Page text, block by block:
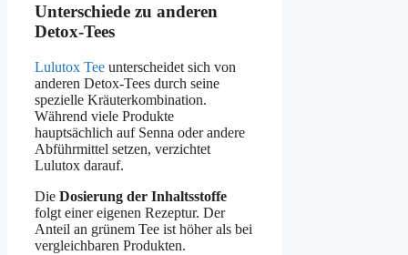
Unterschiede zu anderen
Detox-Tees
Lulutox Tee unterscheidet sich von
anderen Detox-Tees durch seine
spezielle Kräuterkombination.
Während viele Produkte
hauptsächlich auf Senna oder andere
Abführmittel setzen, verzichtet
Lulutox darauf.
Die Dosierung der Inhaltsstoffe
folgt einer eigenen Rezeptur. Der
Anteil an grünem Tee ist höher als bei
vergleichbaren Produkten.